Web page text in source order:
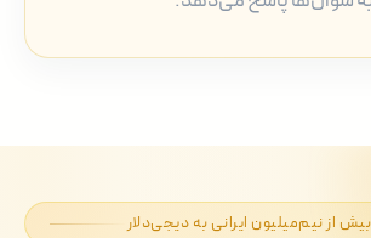
از نیم‌میلیون ایرانی به دیجی‌دلار